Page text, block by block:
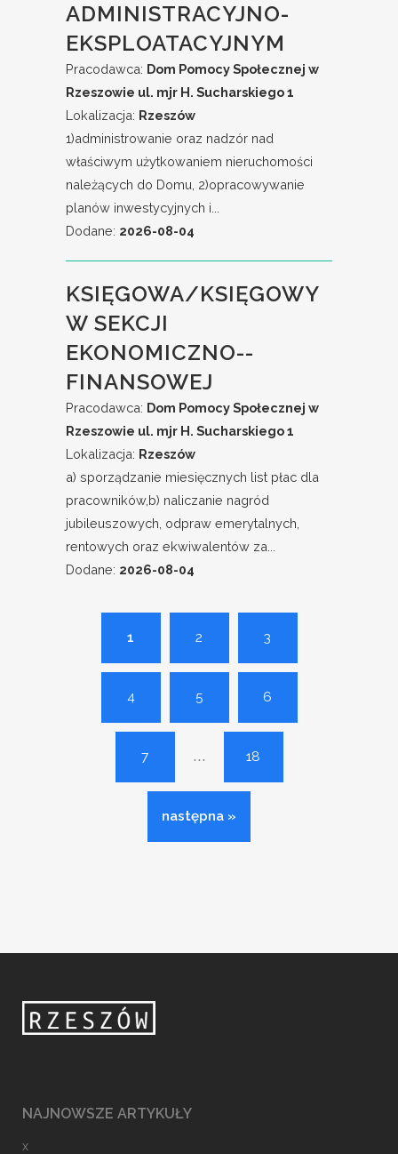
ADMINISTRACYJNO-
EKSPLOATACYJNYM
Pracodawca: Dom Pomocy Społecznej w
Rzeszowie ul. mjr H. Sucharskiego 1
Lokalizacja: Rzeszów
1)administrowanie oraz nadzór nad
właściwym użytkowaniem nieruchomości
należących do Domu, 2)opracowywanie
planów inwestycyjnych i...
Dodane: 2026-08-04
KSIĘGOWA/KSIĘGOWY
W SEKCJI
EKONOMICZNO--
FINANSOWEJ
Pracodawca: Dom Pomocy Społecznej w
Rzeszowie ul. mjr H. Sucharskiego 1
Lokalizacja: Rzeszów
a) sporządzanie miesięcznych list płac dla
pracowników,b) naliczanie nagród
jubileuszowych, odpraw emerytalnych,
rentowych oraz ekwiwalentów za...
Dodane: 2026-08-04
1 2 3
4 5 6
7 ... 18
następna »
NAJNOWSZE ARTYKUŁY
x